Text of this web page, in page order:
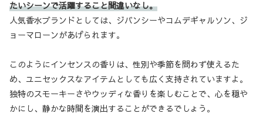
たいシーンで活躍すること間違いなし。
人気香水ブランドとしては、ジバンシーやコムデギャルソン、ジ
ョーマローンがあげられます。
このようにインセンスの香りは、性別や季節を問わず使えるた
め、ユニセックスなアイテムとしても広く支持されていますよ。
独特のスモーキーさやウッディな香りを楽しむことで、心を穏や
かにし、静かな時間を演出することができるでしょう。